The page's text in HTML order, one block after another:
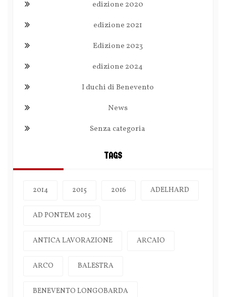
edizione 2020
edizione 2021
Edizione 2023
edizione 2024
I duchi di Benevento
News
Senza categoria
TAGS
2014 2015 2016 ADELHARD
AD PONTEM 2015
ANTICA LAVORAZIONE ARCAIO
ARCO BALESTRA
BENEVENTO LONGOBARDA